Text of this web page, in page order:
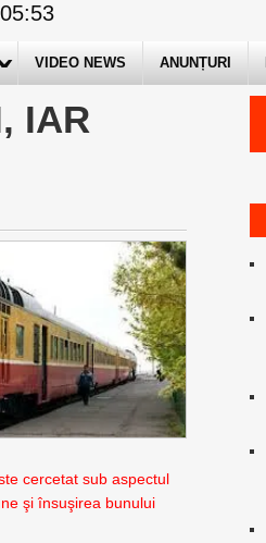
VIDEO NEWS ANUNȚURI
IAR
cercetat sub aspectul
şi însuşirea bunului